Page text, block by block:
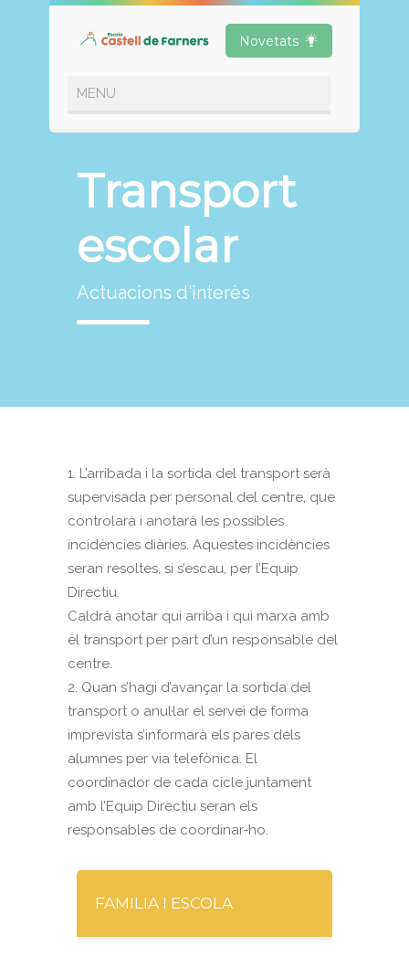
Novetats
Transport
escolar
Actuacions d'interès
1. L’arribada i la sortida del transport serà
supervisada per personal del centre, que
controlarà i anotarà les possibles
incidències diàries. Aquestes incidències
seran resoltes, si s’escau, per l’Equip
Directiu.
Caldrà anotar qui arriba i qui marxa amb
el transport per part d’un responsable del
centre.
2. Quan s’hagi d’avançar la sortida del
transport o anul·lar el servei de forma
imprevista s’informarà els pares dels
alumnes per via telefònica. El
coordinador de cada cicle juntament
amb l’Equip Directiu seran els
responsables de coordinar-ho.
FAMILIA I ESCOLA